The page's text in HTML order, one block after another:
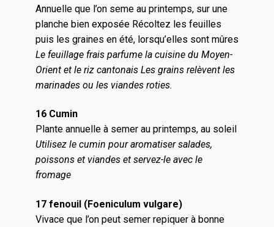
Annuelle que l’on seme au printemps, sur une
planche bien exposée Récoltez les feuilles
puis les graines en été, lorsqu’elles sont mûres
Le feuillage frais parfume la cuisine du Moyen-
Orient et le riz cantonais Les grains relèvent les
marinades ou les viandes roties.
16 Cumin
Plante annuelle à semer au printemps, au soleil
Utilisez le cumin pour aromatiser salades,
poissons et viandes et servez-le avec le
fromage
17 fenouil (Foeniculum vulgare)
Vivace que l’on peut semer repiquer à bonne